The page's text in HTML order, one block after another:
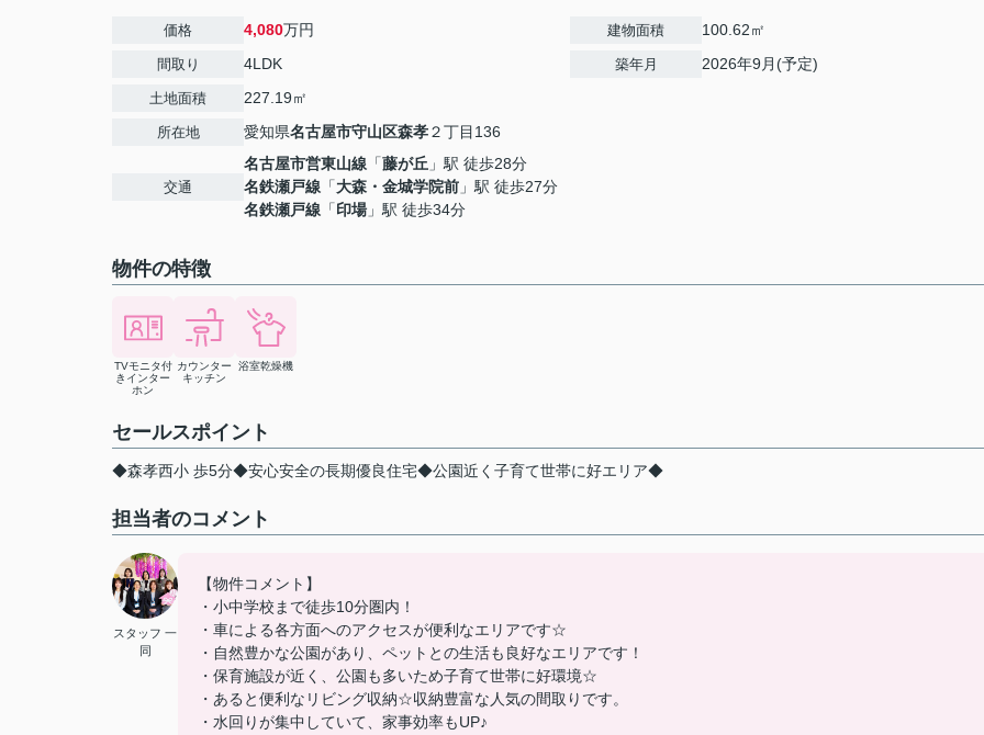
価格 4,080万円
間取り 4LDK
土地面積 227.19㎡
所在地 愛知県名古屋市守山区森孝２丁目136
交通
名古屋市営東山線 「藤が丘 」駅 徒歩28分
名鉄瀬戸線 「大森・金城学院前 」駅 徒歩27分
名鉄瀬戸線 「印場」駅 徒歩34分
建物面積 100.62㎡
築年月 2026年9月(予定)
物件の特徴
TVモニタ付
きインター
ホン
カウンター
キッチン
浴室乾燥機
セールスポイント
◆森孝西小 歩5分◆安心安全の長期優良住宅◆公園近く子育て世帯に好エリア◆
担当者のコメント
スタッフ 一
同
【物件コメント】
・小中学校まで徒歩10分圏内！
・車による各方面へのアクセスが便利なエリアです☆
・自然豊かな公園があり、ペットとの生活も良好なエリアです！
・保育施設が近く、公園も多いため子育て世帯に好環境☆
・あると便利なリビング収納☆収納豊富な人気の間取りです。
・水回りが集中していて、家事効率もUP♪